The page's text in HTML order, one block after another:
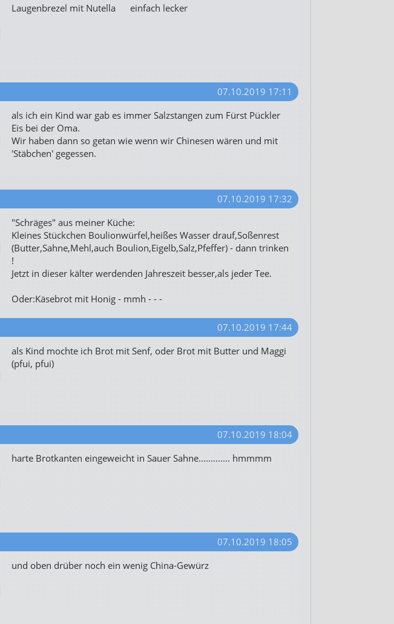
Laugenbrezel mit Nutella einfach lecker
07.10.2019 17:11
als ich ein Kind war gab es immer Salzstangen zum Fürst Pückler
Eis bei der Oma.
Wir haben dann so getan wie wenn wir Chinesen wären und mit
'Stäbchen' gegessen.
07.10.2019 17:32
"Schräges" aus meiner Küche:
Kleines Stückchen Boulionwürfel,heißes Wasser drauf,Soßenrest
(Butter,Sahne,Mehl,auch Boulion,Eigelb,Salz,Pfeffer) - dann trinken
!
Jetzt in dieser kälter werdenden Jahreszeit besser,als jeder Tee.
Oder:Käsebrot mit Honig - mmh - - -
07.10.2019 17:44
als Kind mochte ich Brot mit Senf, oder Brot mit Butter und Maggi
(pfui, pfui)
07.10.2019 18:04
harte Brotkanten eingeweicht in Sauer Sahne............. hmmmm
07.10.2019 18:05
und oben drüber noch ein wenig China-Gewürz